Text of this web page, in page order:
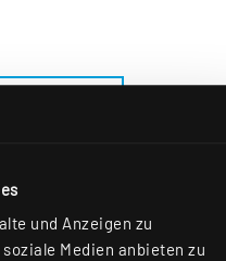
und Anzeigen zu
Medien anbieten zu